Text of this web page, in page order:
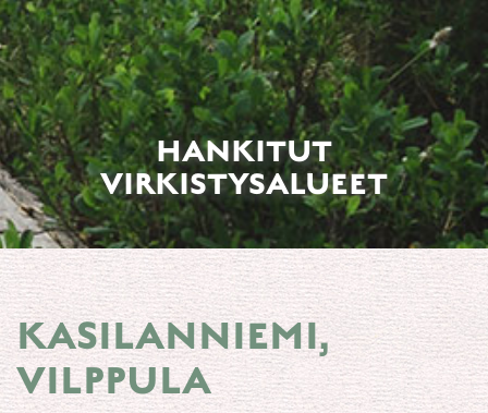
HANKITUT
VIRKISTYSALUEET
KASILANNIEMI,
VILPPULA